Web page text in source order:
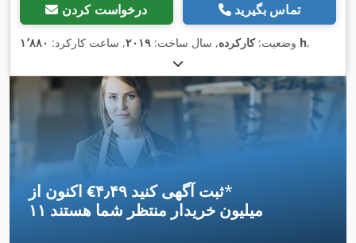
درخواست کردن تماس بگیرید
وضعیت:کارکرده, سال ساخت: ۲۰۱۹, ساعت کارکرد: ۱٬۸۸۰ h,
اکنون از ‎€۴٫۴۹ ثبت آگهی کنید*
۱۱ میلیون خریدار منتظر شما هستند